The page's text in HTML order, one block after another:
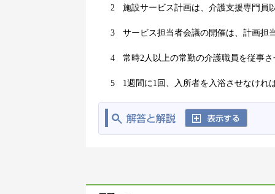
2 施設サービス計画は、介護支援専門員
3 サービス担当者会議の開催は、計画担
4 常時2人以上の常勤の介護職員を従事
5 1週間に1回、入所者を入浴させなけれ